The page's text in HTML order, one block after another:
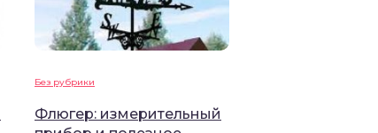
Без рубрики
Флюгер: измерительный